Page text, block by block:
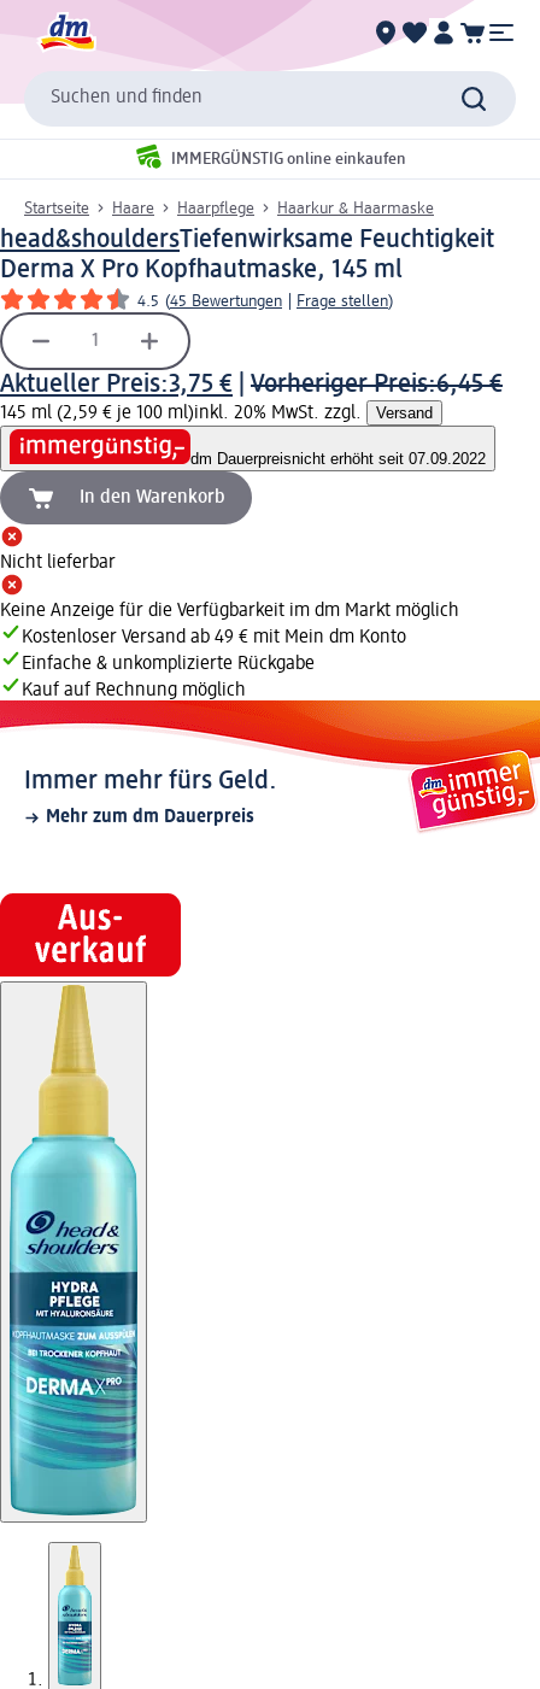
Suchen und finden
IMMERGÜNSTIG online einkaufen
Startseite Haare Haarpflege Haarkur & Haarmaske
head&shouldersTiefenwirksame Feuchtigkeit
Derma X Pro Kopfhautmaske, 145 ml
4.5 (45 Bewertungen Frage stellen)
Aktueller Preis:3,75 € Vorheriger Preis:6,45 €
145 ml (2,59 € je 100 ml)inkl. 20% MwSt. zzgl. Versand
dm Dauerpreisnicht erhöht seit 07.09.2022
In den Warenkorb
Nicht lieferbar
Keine Anzeige für die Verfügbarkeit im dm Markt möglich
Kostenloser Versand ab 49 € mit Mein dm Konto
Einfache & unkomplizierte Rückgabe
Kauf auf Rechnung möglich
Immer mehr fürs Geld.
Mehr zum dm Dauerpreis